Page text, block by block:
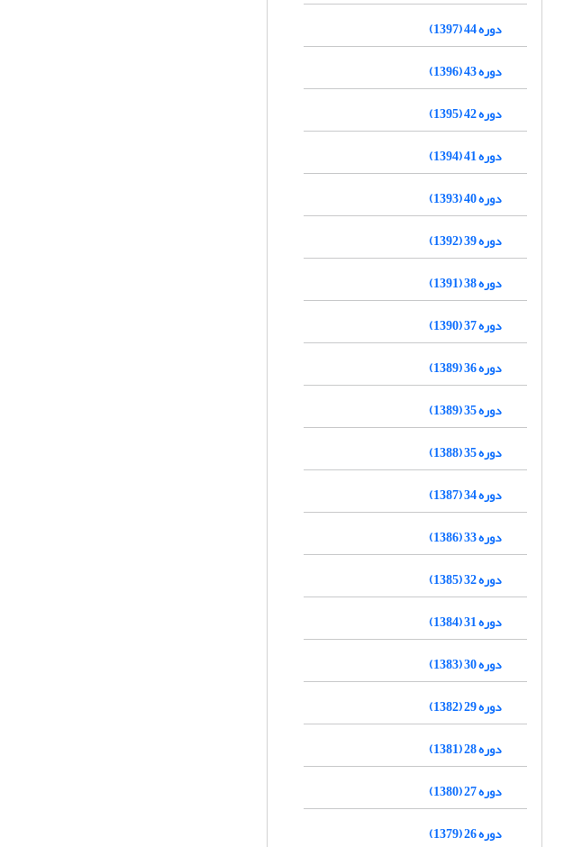
دوره 44 (1397)
دوره 43 (1396)
دوره 42 (1395)
دوره 41 (1394)
دوره 40 (1393)
دوره 39 (1392)
دوره 38 (1391)
دوره 37 (1390)
دوره 36 (1389)
دوره 35 (1389)
دوره 35 (1388)
دوره 34 (1387)
دوره 33 (1386)
دوره 32 (1385)
دوره 31 (1384)
دوره 30 (1383)
دوره 29 (1382)
دوره 28 (1381)
دوره 27 (1380)
دوره 26 (1379)